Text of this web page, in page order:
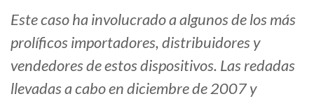
Este caso ha involucrado a algunos de los más
prolíficos importadores, distribuidores y
vendedores de estos dispositivos. Las redadas
llevadas a cabo en diciembre de 2007 y